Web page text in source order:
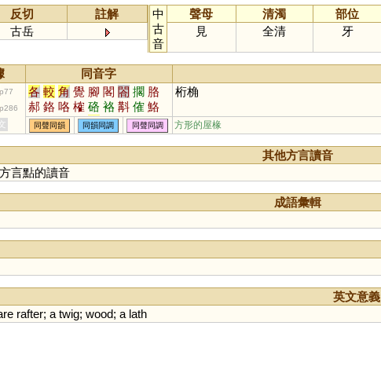
反切
註解
古岳
中
古
音
聲母 清濁 部位
見
全清 牙
同音字
p77 各 較 角 覺 腳 閣 閤 擱 胳
郝 鉻 咯 榷 硌 袼 斠 傕 鮥
搉 肐 虼 捔 玨
桁桷
p286
同聲同韻 同韻同調 同聲同調 方形的屋椽
其他方言讀音
言點的讀音
成語彙輯
英文意義
rafter; a twig; wood; a lath